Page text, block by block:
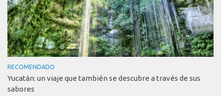
RECOMENDADO
Yucatán: un viaje que también se descubre a través de sus
sabores